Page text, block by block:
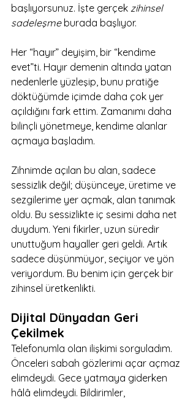
başlıyorsunuz. İşte gerçek zihinsel
sadeleşme burada başlıyor.
Her “hayır” deyişim, bir “kendime
evet”ti. Hayır demenin altında yatan
nedenlerle yüzleşip, bunu pratiğe
döktüğümde içimde daha çok yer
açıldığını fark ettim. Zamanımı daha
bilinçli yönetmeye, kendime alanlar
açmaya başladım.
Zihnimde açılan bu alan, sadece
sessizlik değil; düşünceye, üretime ve
sezgilerime yer açmak, alan tanımak
oldu. Bu sessizlikte iç sesimi daha net
duydum. Yeni fikirler, uzun süredir
unuttuğum hayaller geri geldi. Artık
sadece düşünmüyor, seçiyor ve yön
veriyordum. Bu benim için gerçek bir
zihinsel üretkenlikti.
Dijital Dünyadan Geri
Çekilmek
Telefonumla olan ilişkimi sorguladım.
Önceleri sabah gözlerimi açar açmaz
elimdeydi. Gece yatmaya giderken
hâlâ elimdeydi. Bildirimler,